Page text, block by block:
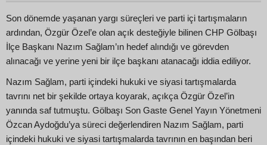
Son dönemde yaşanan yargı süreçleri ve parti içi tartışmaların
ardından, Özgür Özel’e olan açık desteğiyle bilinen CHP Gölbaşı
İlçe Başkanı Nazım Sağlam’ın hedef alındığı ve görevden
alınacağı ve yerine yeni bir ilçe başkanı atanacağı iddia ediliyor.
Nazım Sağlam, parti içindeki hukuki ve siyasi tartışmalarda
tavrını net bir şekilde ortaya koyarak, açıkça Özgür Özel’in
yanında saf tutmuştu. Gölbaşı Son Gaste Genel Yayın Yönetmeni
Özcan Aydoğdu’ya süreci değerlendiren Nazım Sağlam, parti
içindeki hukuki ve siyasi tartışmalarda tavrının en başından beri